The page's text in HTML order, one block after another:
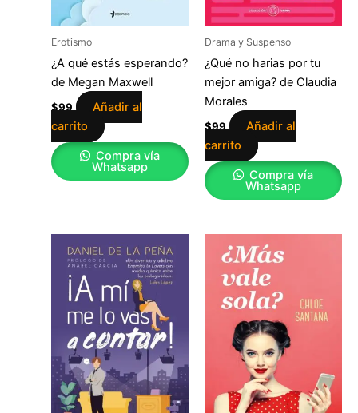
Erotismo
¿A qué estás esperando?
de Megan Maxwell
$99
Añadir al
carrito
Compra vía
Whatsapp
Drama y Suspenso
¿Qué no harias por tu
mejor amiga? de Claudia
Morales
$99
Añadir al
carrito
Compra vía
Whatsapp